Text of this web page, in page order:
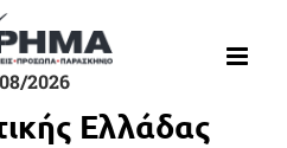
2026
Ελλάδας